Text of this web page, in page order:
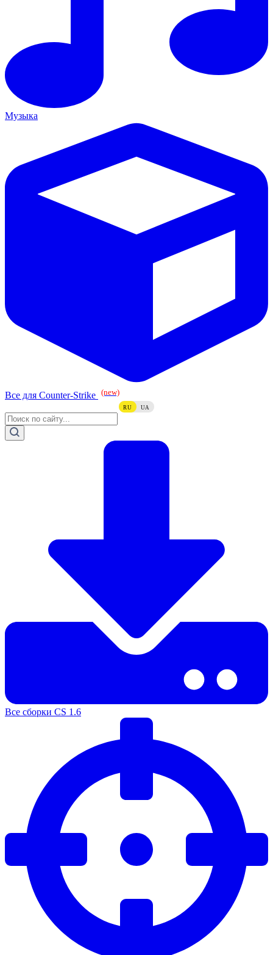
Музыка
Все для Counter-Strike (new)
RU UA
Все сборки CS 1.6